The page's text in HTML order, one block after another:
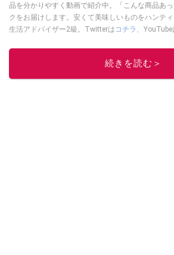
品を分かりやすく動画で紹介中。「こんな商品あ
クをお届けします。安くて美味しいものをハンテ
生活アドバイザー2級。Twitterは コチラ 、YouTube
このイチオシ
続きを読む＞